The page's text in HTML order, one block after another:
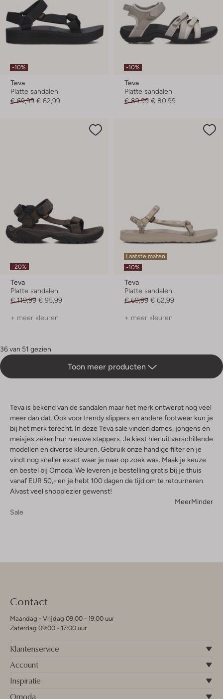
-10%
Teva
Platte sandalen
€ 69,99 € 62,99
-10%
Teva
Platte sandalen
€ 89,99 € 80,99
-20%
Teva
Platte sandalen
€ 119,99 € 95,99
+ meer kleuren
Laatste maten
-10%
Teva
Platte sandalen
€ 69,99 € 62,99
+ meer kleuren
36 van 51 gezien
Toon meer producten
Teva is bekend van de sandalen maar het merk ontwerpt nog veel
meer dan dat. Ook voor trendy slippers en andere footwear kun je
bij het merk terecht. In deze Teva sale vinden dames, jongens en
meisjes zeker hun nieuwe stappers. Je kiest hier uit verschillende
modellen en diverse kleuren. Gebruik onze handige filter en je
vindt nog sneller exact waar je naar op zoek was. Maak je keuze
en bestel bij Omoda. We leveren je bestelling gratis bij je thuis
vanaf EUR 50,- en je hebt 100 dagen de tijd om te retourneren.
Alvast veel shopplezier gewenst!
MeerMinder
Sale
Contact
Maandag - Vrijdag 09:00 - 19:00 uur
Zaterdag 09:00 - 17:00 uur
Klantenservice
Account
Inspiratie
Omoda